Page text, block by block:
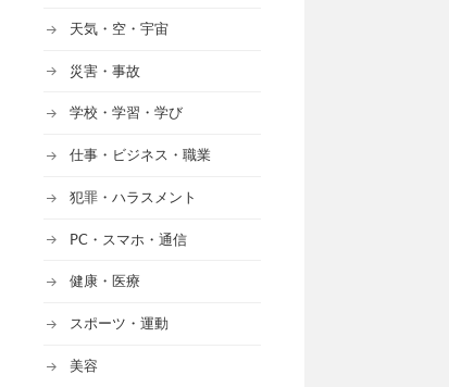
天気・空・宇宙
災害・事故
学校・学習・学び
仕事・ビジネス・職業
犯罪・ハラスメント
PC・スマホ・通信
健康・医療
スポーツ・運動
美容